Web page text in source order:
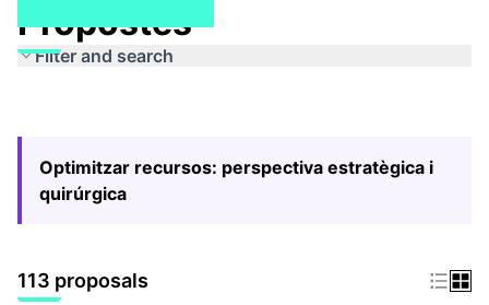
Propostes
Filter and search
Optimitzar recursos: perspectiva estratègica i
quirúrgica
113 proposals